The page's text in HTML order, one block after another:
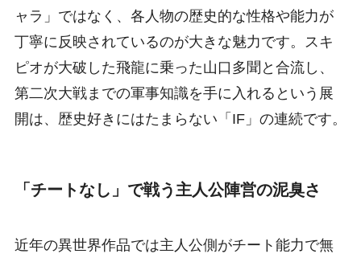
ャラ」ではなく、各人物の歴史的な性格や能力が
丁寧に反映されているのが大きな魅力です。スキ
ピオが大破した飛龍に乗った山口多聞と合流し、
第二次大戦までの軍事知識を手に入れるという展
開は、歴史好きにはたまらない「IF」の連続です。
「チートなし」で戦う主人公陣営の泥臭さ
近年の異世界作品では主人公側がチート能力で無